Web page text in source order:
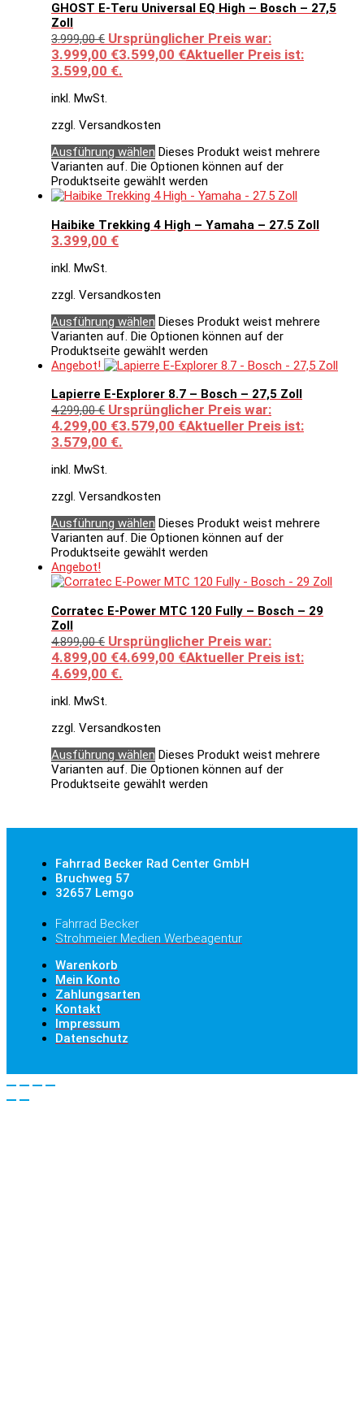
GHOST E-Teru Universal EQ High – Bosch – 27,5
Zoll
3.999,00€ Ursprünglicher Preis war:
3.999,00 €3.599,00 €Aktueller Preis ist:
3.599,00 €.
inkl. MwSt.
zzgl. Versandkosten
Ausführung wählen Dieses Produkt weist mehrere
Varianten auf. Die Optionen können auf der
Produktseite gewählt werden
Haibike Trekking 4 High – Yamaha – 27.5 Zoll
3.399,00 €
inkl. MwSt.
zzgl. Versandkosten
Ausführung wählen Dieses Produkt weist mehrere
Varianten auf. Die Optionen können auf der
Produktseite gewählt werden
Angebot!
Lapierre E-Explorer 8.7 – Bosch – 27,5 Zoll
4.299,00€ Ursprünglicher Preis war:
4.299,00 €3.579,00 €Aktueller Preis ist:
3.579,00 €.
inkl. MwSt.
zzgl. Versandkosten
Ausführung wählen Dieses Produkt weist mehrere
Varianten auf. Die Optionen können auf der
Produktseite gewählt werden
Angebot!
Corratec E-Power MTC 120 Fully – Bosch – 29
Zoll
4.899,00€ Ursprünglicher Preis war:
4.899,00 €4.699,00 €Aktueller Preis ist:
4.699,00 €.
inkl. MwSt.
zzgl. Versandkosten
Ausführung wählen Dieses Produkt weist mehrere
Varianten auf. Die Optionen können auf der
Produktseite gewählt werden
Fahrrad Becker Rad Center GmbH
Bruchweg 57
32657 Lemgo
Fahrrad Becker
Strohmeier Medien Werbeagentur
Warenkorb
Mein Konto
Zahlungsarten
Kontakt
Impressum
Datenschutz